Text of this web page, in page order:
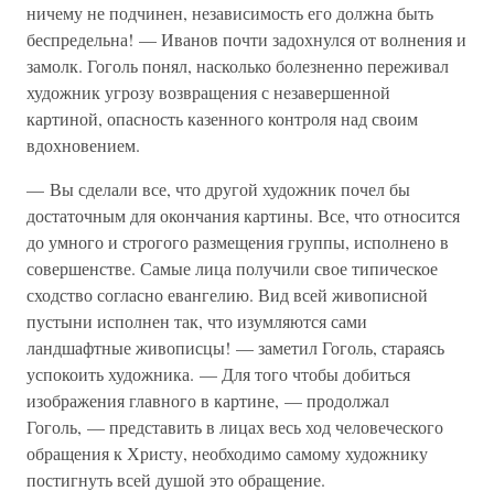
ничему не подчинен, независимость его должна быть
беспредельна! — Иванов почти задохнулся от волнения и
замолк. Гоголь понял, насколько болезненно переживал
художник угрозу возвращения с незавершенной
картиной, опасность казенного контроля над своим
вдохновением.
— Вы сделали все, что другой художник почел бы
достаточным для окончания картины. Все, что относится
до умного и строгого размещения группы, исполнено в
совершенстве. Самые лица получили свое типическое
сходство согласно евангелию. Вид всей живописной
пустыни исполнен так, что изумляются сами
ландшафтные живописцы! — заметил Гоголь, стараясь
успокоить художника. — Для того чтобы добиться
изображения главного в картине, — продолжал
Гоголь, — представить в лицах весь ход человеческого
обращения к Христу, необходимо самому художнику
постигнуть всей душой это обращение.